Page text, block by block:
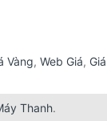
Vàng, Web Giá, Giá
Thanh.